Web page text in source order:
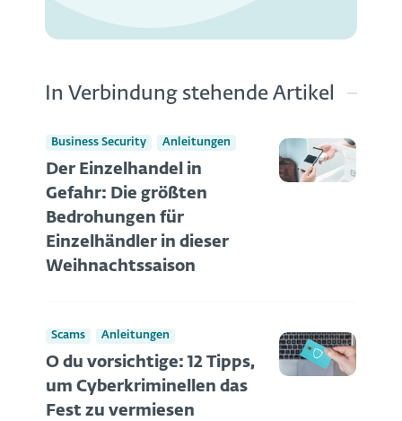
In Verbindung stehende Artikel
Business Security Anleitungen
Der Einzelhandel in
Gefahr: Die größten
Bedrohungen für
Einzelhändler in dieser
Weihnachtssaison
Scams Anleitungen
O du vorsichtige: 12 Tipps,
um Cyberkriminellen das
Fest zu vermiesen